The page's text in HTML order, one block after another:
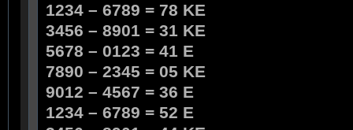
1234 – 6789 = 78 KE
3456 – 8901 = 31 KE
5678 – 0123 = 41 E
7890 – 2345 = 05 KE
9012 – 4567 = 36 E
1234 – 6789 = 52 E